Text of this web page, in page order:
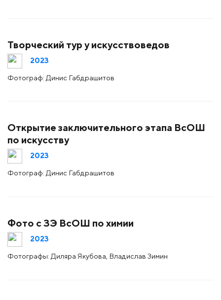
Творческий тур у искусствоведов
2023
Фотограф: Динис Габдрашитов
Открытие заключительного этапа ВсОШ
по искусству
2023
Фотограф: Динис Габдрашитов
Фото с ЗЭ ВсОШ по химии
2023
Фотографы: Диляра Якубова, Владислав Зимин